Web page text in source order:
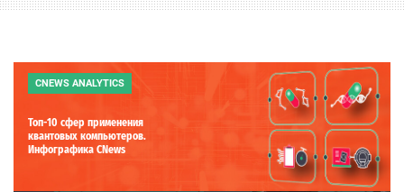
CNEWS ANALYTICS
Топ-10 сфер применения
квантовых компьютеров.
Инфографика CNews